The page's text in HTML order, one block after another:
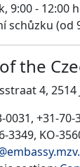
9:00 - 12:00
schůzku (od
the
4,
0031, +31-
3349, KO-